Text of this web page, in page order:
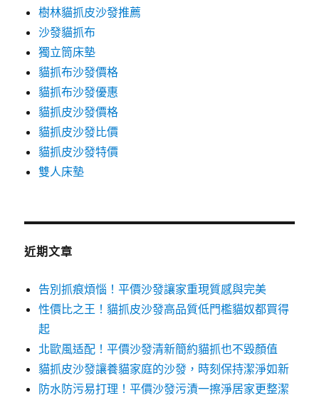
樹林貓抓皮沙發推薦
沙發貓抓布
獨立筒床墊
貓抓布沙發價格
貓抓布沙發優惠
貓抓皮沙發價格
貓抓皮沙發比價
貓抓皮沙發特價
雙人床墊
近期文章
告別抓痕煩惱！平價沙發讓家重現質感與完美
性價比之王！貓抓皮沙發高品質低門檻貓奴都買得
起
北歐風适配！平價沙發清新簡約貓抓也不毀顏值
貓抓皮沙發讓養貓家庭的沙發，時刻保持潔淨如新
防水防污易打理！平價沙發污漬一擦淨居家更整潔